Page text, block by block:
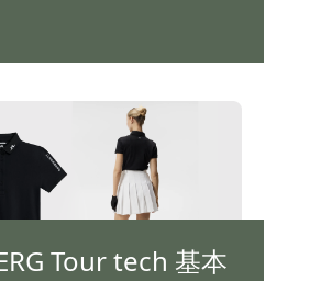
Tour tech 基本